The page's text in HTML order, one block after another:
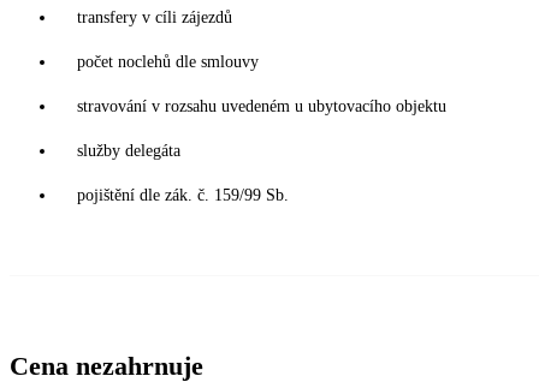
transfery v cíli zájezdů
počet noclehů dle smlouvy
stravování v rozsahu uvedeném u ubytovacího objektu
služby delegáta
pojištění dle zák. č. 159/99 Sb.
Cena nezahrnuje